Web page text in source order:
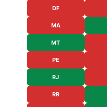
DF
MA
MT
PE
RJ
RR